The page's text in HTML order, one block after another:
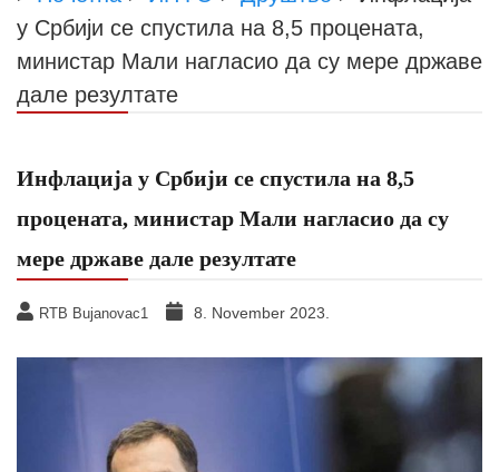
у Србији се спустила на 8,5 процената,
министар Мали нагласио да су мере државе
дале резултате
Инфлација у Србији се спустила на 8,5
процената, министар Мали нагласио да су
мере државе дале резултате
RTB Bujanovac1 8. November 2023.